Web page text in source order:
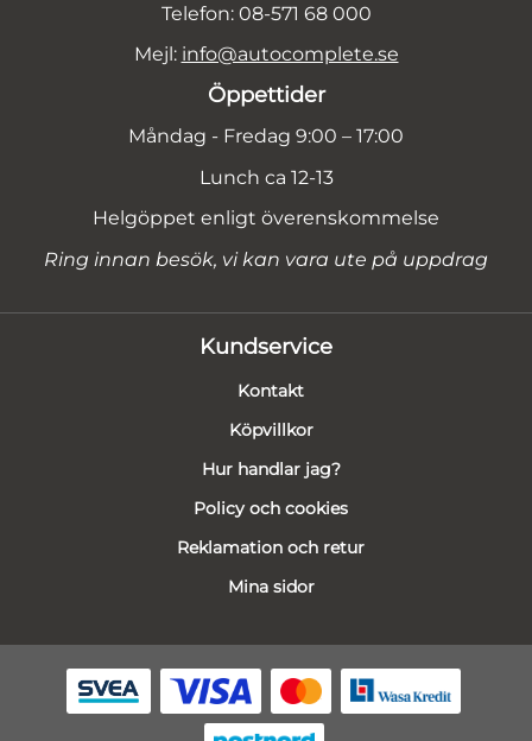
Telefon: 08-571 68 000
Mejl: info@autocomplete.se
Öppettider
Måndag - Fredag 9:00 – 17:00
Lunch ca 12-13
Helgöppet enligt överenskommelse
Ring innan besök, vi kan vara ute på uppdrag
Kundservice
Kontakt
Köpvillkor
Hur handlar jag?
Policy och cookies
Reklamation och retur
Mina sidor